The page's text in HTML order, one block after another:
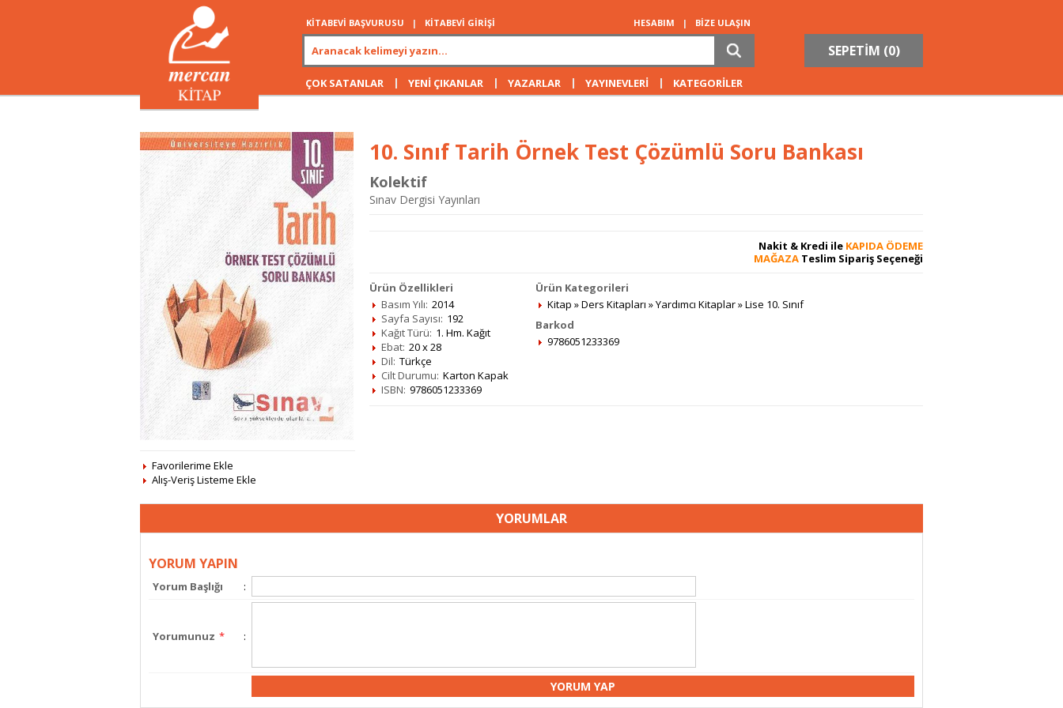
KİTABEVİ BAŞVURUSU | KİTABEVİ GİRİŞİ HESABIM | BİZE ULAŞIN
SEPETİM (0)
ÇOK SATANLAR | YENİ ÇIKANLAR | YAZARLAR | YAYINEVLERİ | KATEGORİLER
Favorilerime Ekle
Alış-Veriş Listeme Ekle
10. Sınıf Tarih Örnek Test Çözümlü Soru Bankası
Kolektif
Sınav Dergisi Yayınları
Nakit & Kredi ile KAPIDA ÖDEME
MAĞAZA Teslim Sipariş Seçeneği
Ürün Özellikleri
Basım Yılı: 2014
Sayfa Sayısı: 192
Kağıt Türü: 1. Hm. Kağıt
Ebat: 20 x 28
Dil: Türkçe
Cilt Durumu: Karton Kapak
ISBN: 9786051233369
Ürün Kategorileri
Kitap »Ders Kitapları »Yardımcı Kitaplar»Lise 10. Sınıf
Barkod
9786051233369
YORUMLAR
YORUM YAPIN
Yorum Başlığı :
Yorumunuz * :